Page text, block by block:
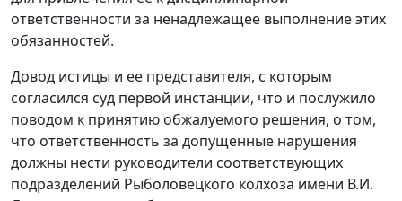
ответственности за ненадлежащее выполнение этих
обязанностей.
Довод истицы и ее представителя, с которым
согласился суд первой инстанции, что и послужило
поводом к принятию обжалуемого решения, о том,
что ответственность за допущенные нарушения
должны нести руководители соответствующих
подразделений Рыболовецкого колхоза имени В.И.